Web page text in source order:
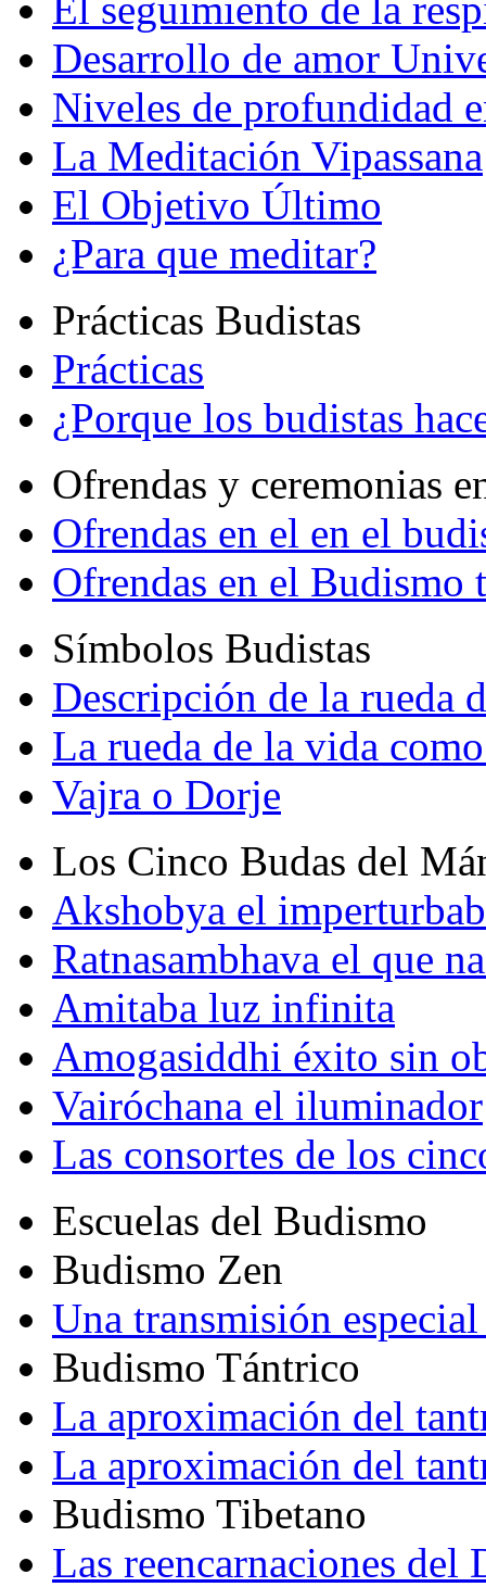
Desarrollo de amor
Niveles de profundidad
La Meditación Vipassana
El Objetivo Último
¿Para que meditar?
Prácticas Budistas
Prácticas
¿Porque los budistas
Ofrendas y ceremonias
Ofrendas en el en el
Ofrendas en el Budismo
Símbolos Budistas
Descripción de la rueda
La rueda de la vida
Vajra o Dorje
Los Cinco Budas del
Akshobya el
Ratnasambhava el que
Amitaba luz infinita
Amogasiddhi éxito sin
Vairóchana el iluminador
Las consortes de los
Escuelas del Budismo
Budismo Zen
Una transmisión
Budismo Tántrico
La aproximación del
La aproximación del
Budismo Tibetano
Las reencarnaciones del